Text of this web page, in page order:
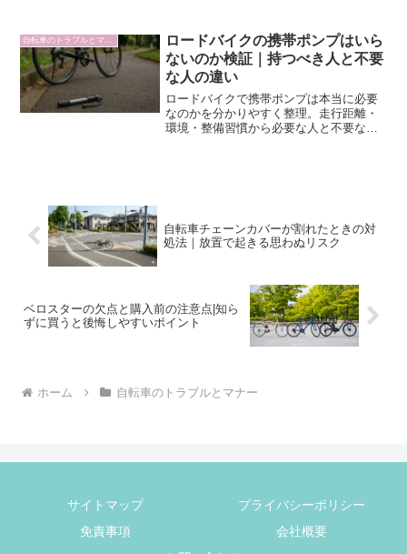
ロードバイクの携帯ポンプはいら
ないのか検証｜持つべき人と不要
な人の違い
ロードバイクで携帯ポンプは本当に必要
なのかを分かりやすく整理。走行距離・
環境・整備習慣から必要な人と不要な人
自転車チェーンカバーが割れたときの対
処法｜放置で起きる思わぬリスク
ベロスターの欠点と購入前の注意点|知ら
ずに買うと後悔しやすいポイント
ホーム 自転車のトラブルとマナー
サイトマップ
プライバシーポリシー
免責事項
会社概要